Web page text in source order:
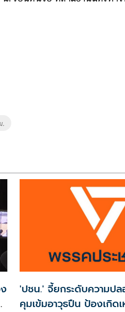
.
'ปชน.' จี้ยกระดับความปล
คุมเข้มอาวุธปืน ป้องเกิด